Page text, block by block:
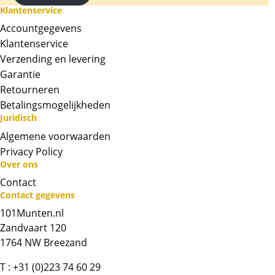
is waarop koning Charles is afgebeeld.
Levering
Elke munt wordt geleverd in een plastic
capsule.
Kwaliteit
De munten worden uit voorraad geleverd, en
producent af. De munten kunnen soms
krassen, aanslag en/of vlekken bevatten.
Chat met ons
Klantenservice
Accountgegevens
Klantenservice
Verzending en levering
Garantie
Retourneren
Betalingsmogelijkheden
Juridisch
Algemene voorwaarden
Privacy Policy
Over ons
Contact
Contact gegevens
101Munten.nl
Zandvaart 120
1764 NW Breezand
T : +31 (0)223 74 60 29